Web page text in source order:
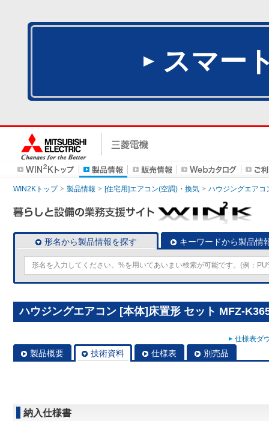
スマー
WIN2Kトップ 製品情報 [住宅用]エアコン(空調)・換気 ハウジングエアコ
形名から製品情報を探す キーワードから製品情
ハウジングエアコン [本体]床置形 セット MFZ-
仕様表ダ
製品概要 技術資料 仕様表 別売品
納入仕様書